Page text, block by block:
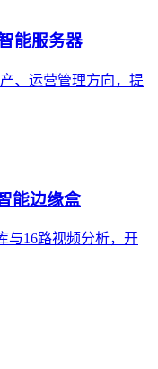
能服务器
、运营管理方向，提
能边缘盒
与16路视频分析，开